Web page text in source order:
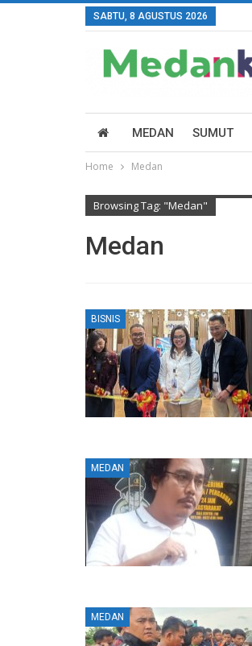
SABTU, 8 AGUSTUS 2026
MEDAN SUMUT
Home Medan
Browsing Tag: "Medan"
Medan
BISNIS
MEDAN
MEDAN